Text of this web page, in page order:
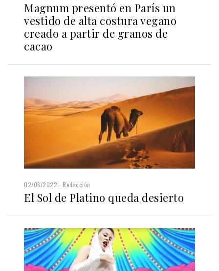
Magnum presentó en París un
vestido de alta costura vegano
creado a partir de granos de
cacao
02/06/2022 Redacción
El Sol de Platino queda desierto